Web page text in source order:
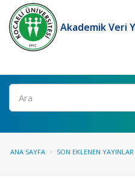
Akademik Veri
Ara
ANA SAYFA SON EKLENEN YAYINLAR